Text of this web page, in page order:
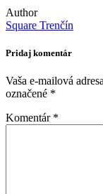
Author
Square Trenčín
Pridaj komentár
Vaša e-mailová
označené *
Komentár *